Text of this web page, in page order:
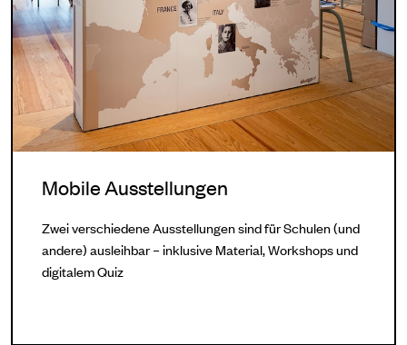
Mobile Ausstellungen
Zwei verschiedene Ausstellungen sind für Schulen (und
andere) ausleihbar – inklusive Material, Workshops und
digitalem Quiz